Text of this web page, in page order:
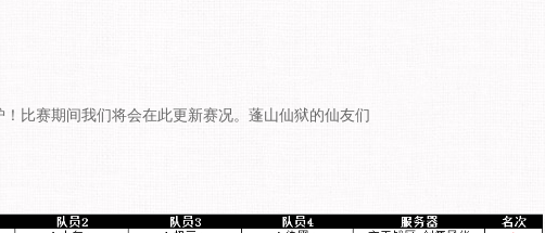
赛期间我们将会在此更新赛况。蓬山仙狱的仙友们